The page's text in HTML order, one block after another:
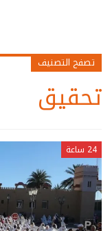
تصفح التصنيف
تحقيق
24 ساعة